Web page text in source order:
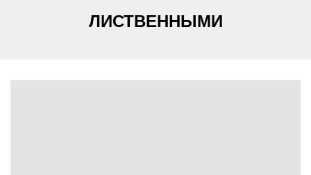
ЛИСТВЕННЫМИ